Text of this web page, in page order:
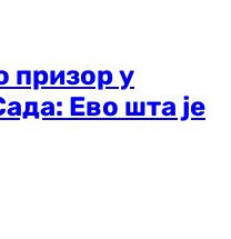
призор у
Ево шта је